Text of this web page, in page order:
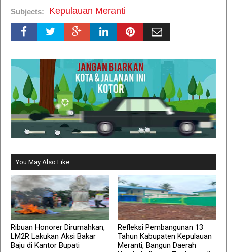
Subjects: Kepulauan Meranti
You May Also Like
Ribuan Honorer Dirumahkan,
LM2R Lakukan Aksi Bakar
Baju di Kantor Bupati
Refleksi Pembangunan 13
Tahun Kabupaten Kepulauan
Meranti, Bangun Daerah